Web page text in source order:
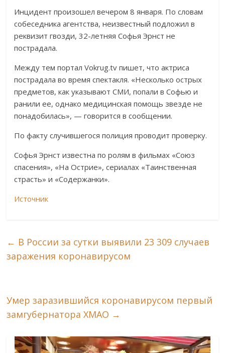
Инцидент произошел вечером 8 января. По словам
собеседника агентства, неизвестный подложил в
реквизит гвозди, 32-летняя Софья Эрнст не
пострадала.
Между тем портал Vokrug.tv пишет, что актриса
пострадала во время спектакля. «Несколько острых
предметов, как указывают СМИ, попали в Софью и
ранили ее, однако медицинская помощь звезде не
понадобилась», — говорится в сообщении.
По факту случившегося полиция проводит проверку.
Софья Эрнст известна по ролям в фильмах «Союз
спасения», «На Острие», сериалах «Таинственная
страсть» и «Содержанки».
Источник
← В России за сутки выявили 23 309 случаев
заражения коронавирусом
Умер заразившийся коронавирусом первый
замгубернатора ХМАО →